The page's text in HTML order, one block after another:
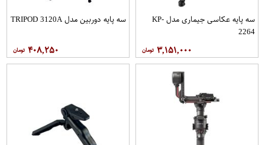
سه پایه عکاسی جیماری مدل KP-
2264
۳,۱۵۱,۰۰۰
سه پایه دوربین مدل TRIPOD 3120A
۴۰۸,۲۵۰